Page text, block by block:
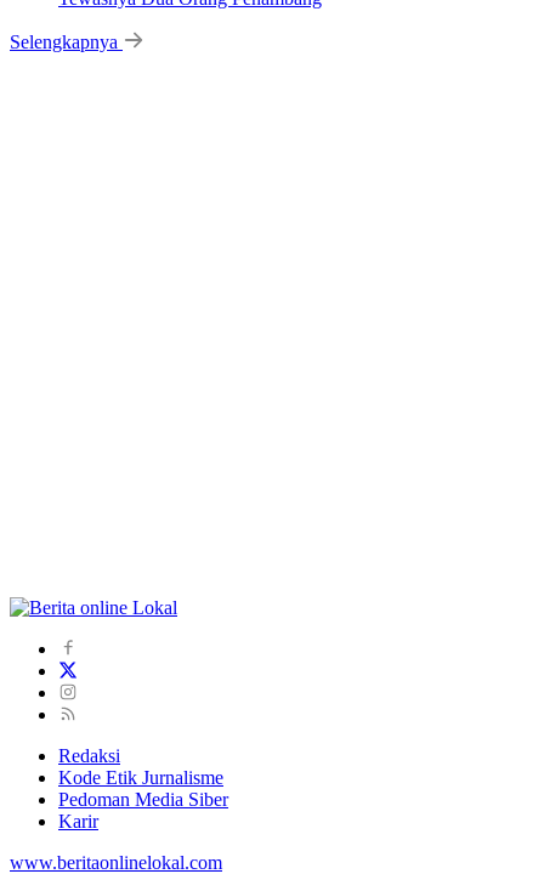
Selengkapnya
Redaksi
Kode Etik Jurnalisme
Pedoman Media Siber
Karir
www.beritaonlinelokal.com